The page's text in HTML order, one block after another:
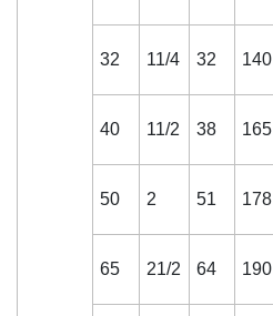
32 11/4 32 140
40 11/2 38 165
50 2 51 178
65 21/2 64 190